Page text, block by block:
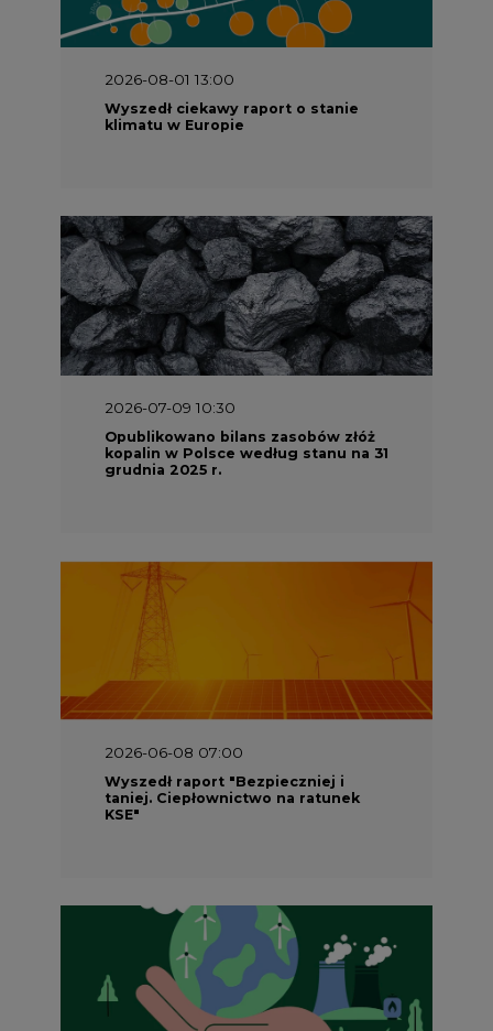
2026-08-01 13:00
Wyszedł ciekawy raport o stanie
klimatu w Europie
2026-07-09 10:30
Opublikowano bilans zasobów złóż
kopalin w Polsce według stanu na 31
grudnia 2025 r.
2026-06-08 07:00
Wyszedł raport "Bezpieczniej i
taniej. Ciepłownictwo na ratunek
KSE"